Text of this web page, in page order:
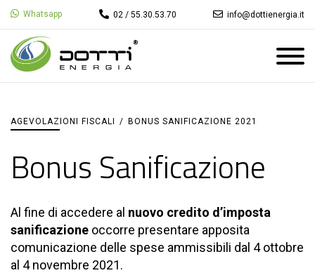
Whatsapp 02 / 55.30.53.70 info@dottienergia.it
AGEVOLAZIONI FISCALI / BONUS SANIFICAZIONE 2021
Bonus Sanificazione
Al fine di accedere al nuovo credito d’imposta
sanificazione occorre presentare apposita
comunicazione delle spese ammissibili dal 4 ottobre
al 4 novembre 2021.